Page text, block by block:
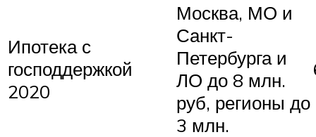
Ипотека с
господдержкой
2020
Москва, МО и
Санкт-
Петербурга и
ЛО до 8 млн.
руб, регионы до
3 млн.